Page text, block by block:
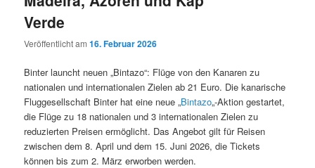
Verde
Veröffentlicht am16. Februar 2026
Binter launcht neuen „Bintazo“: Flüge von den Kanaren zu
nationalen und internationalen Zielen ab 21 Euro. Die kanarische
Fluggesellschaft Binter hat eine neue „Bintazo„-Aktion gestartet,
die Flüge zu 18 nationalen und 3 internationalen Zielen zu
reduzierten Preisen ermöglicht. Das Angebot gilt für Reisen
zwischen dem 8. April und dem 15. Juni 2026, die Tickets
können bis zum 2. März erworben werden.